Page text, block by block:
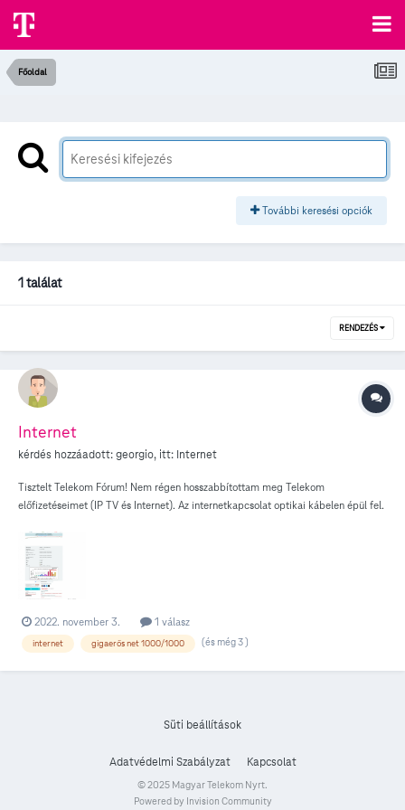
Főoldal
További keresési opciók
1 találat
RENDEZÉS
Internet
kérdés hozzáadott:georgio, itt: Internet
Tisztelt Telekom Fórum! Nem régen hosszabbítottam meg Telekom
előfizetéseimet (IP TV és Internet). Az internetkapcsolat optikai kábelen épül fel.
gyorsabb internetre válthatok. Tanácsát megfogadva, meg is kötöttem az új
szerződést IPTV M és Gigaerős Net 1000/1000 díjcsomagra. Bíztam abban,
hogy valóság lesz a lényegesen gyorsabb le és feltöltés, azaz gördülékenyebb
lesz internetes tevékenységem. Ezzel szemben nem tapasztalok javulást. Nagyon
gyakran kimondottan lassú a netem. A belassulást sokszor az IPTV-n is észlelem.
Előfordul, hogy pl. TV csatornaváltás esetén hiába akarok más adóra
átkapcsolni, a beltéri egységen megjelenik az új csatorna száma, de a kép még
mindig az előző csatorna kimerevedett kockáját mutatja. Végeztem egy
elméletileg gigaerős net előnyeit, kiküszöbölni a TV esetében jelzett durva
2022. november 3. 1 válasz
internet gigaerős net 1000/1000 (és még 3 )
Süti beállítások
Adatvédelmi Szabályzat Kapcsolat
© 2025 Magyar Telekom Nyrt.
Powered by Invision Community